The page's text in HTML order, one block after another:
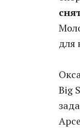
для
Вig